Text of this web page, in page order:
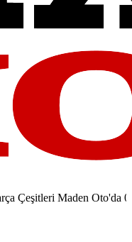
Maden Oto'da 0506